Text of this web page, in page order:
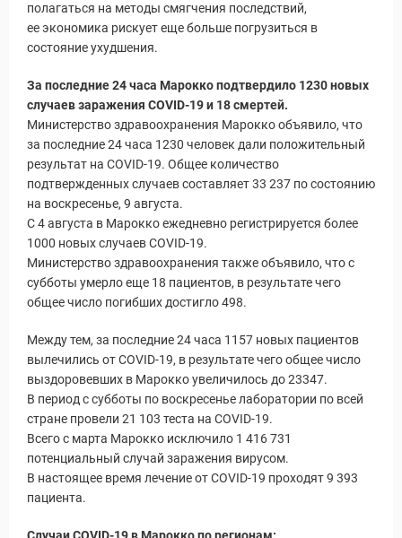
Туры
Статьи
полагаться на методы смягчения последствий,
ее экономика рискует еще больше погрузиться в
состояние ухудшения.
За последние 24 часа Марокко подтвердило 1230 новых
случаев заражения COVID-19 и 18 смертей.
Министерство здравоохранения Марокко объявило, что
за последние 24 часа 1230 человек дали положительный
результат на COVID-19. Общее количество
подтвержденных случаев составляет 33 237 по состоянию
на воскресенье, 9 августа.
С 4 августа в Марокко ежедневно регистрируется более
1000 новых случаев COVID-19.
Министерство здравоохранения также объявило, что с
субботы умерло еще 18 пациентов, в результате чего
общее число погибших достигло 498.
Между тем, за последние 24 часа 1157 новых пациентов
вылечились от COVID-19, в результате чего общее число
выздоровевших в Марокко увеличилось до 23347.
В период с субботы по воскресенье лаборатории по всей
стране провели 21 103 теста на COVID-19.
Всего с марта Марокко исключило 1 416 731
потенциальный случай заражения вирусом.
В настоящее время лечение от COVID-19 проходят 9 393
пациента.